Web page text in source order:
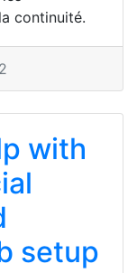
continuité.
with
setup